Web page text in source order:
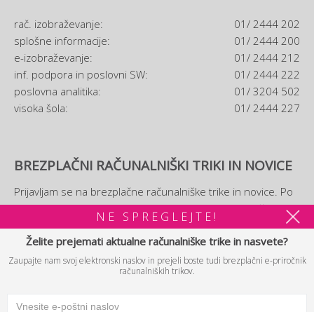
rač. izobraževanje:
01/ 2444 202
splošne informacije:
01/ 2444 200
e-izobraževanje:
01/ 2444 212
inf. podpora in poslovni SW:
01/ 2444 222
poslovna analitika:
01/ 3204 502
visoka šola:
01/ 2444 227
BREZPLAČNI RAČUNALNIŠKI TRIKI IN NOVICE
Prijavljam se na brezplačne računalniške trike in novice. Po
prijavi si boste lahko ogledali tudi brezplačnie-priročnik
računalniških trikov.
PRIJAVA
NE SPREGLEJTE!
Želite prejemati aktualne računalniške trike in nasvete?
Zaupajte nam svoj elektronski naslov in prejeli boste tudi brezplačni e-priročnik
računalniških trikov.